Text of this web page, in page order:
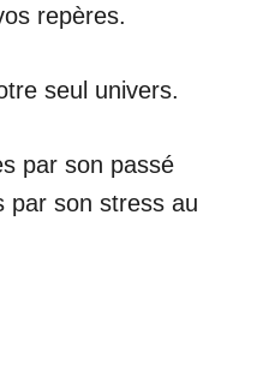
repères.
seul univers.
par son passé
par son stress au